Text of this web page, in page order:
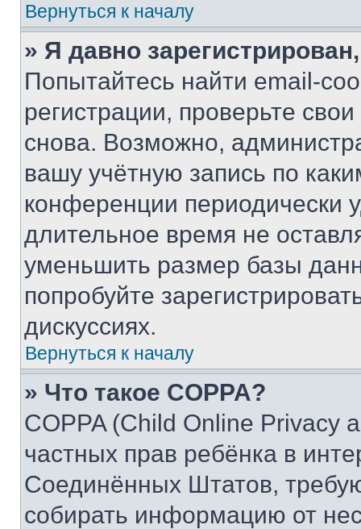
Вернуться к началу
» Я давно
Попытайтесь найти email-
регистрации, проверьте
снова. Возможно,
вашу учётную запись по
конференции периодически
длительное время не
уменьшить размер базы
попробуйте
дискуссиях.
Вернуться к началу
» Что такое COPPA?
COPPA (Child Online Privacy
частных прав ребёнка в
Соединённых Штатов,
собирать информацию от